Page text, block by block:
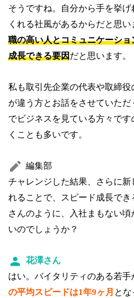
そうですね。自分から手を挙
くれる社風があるからだと思
職の高い人とコミュニケーシ
成長できる要因だと思います。
私も取引先企業の代表や取締
が違う方とお話をさせていた
でビジネスを見ている方々で
くことも多いです。
編集部
チャレンジした結果、さらに
れることで、スピード成長でき
さんのように、入社まもない
いのでしょうか？
花澤さん
はい。バイタリティのある若手
の平均スピードは1年9ヶ月 と